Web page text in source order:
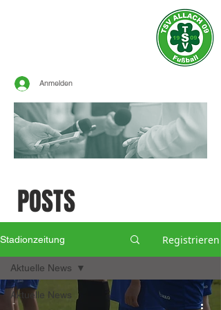
Anmelden
POSTS
Stadionzeitung Registrieren
Aktuelle News
Aktuelle News
-